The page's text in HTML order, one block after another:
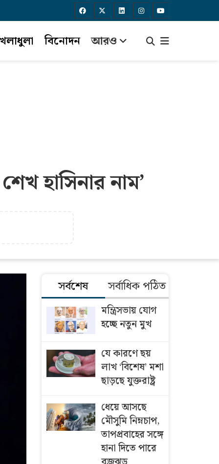
বিনোদন আরও
হাসিনার নাম’
সর্বশেষ সর্বাধিক পঠিত
মন্ত্রিসভায় যোগ
হচ্ছে নতুন মুখ
যে কারণে ছয়
লাখ ‘বিশেষ’ মশা
ছাড়ছে যুক্তরাষ্ট্র
ধেয়ে আসছে
মৌসুমি নিম্নচাপ,
তাপপ্রবাহের সঙ্গে
হানা দিতে পারে